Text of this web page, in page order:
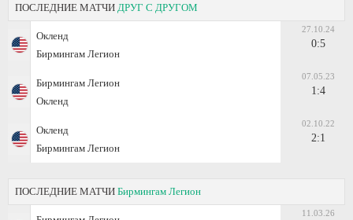
ПОСЛЕДНИЕ МАТЧИ ДРУГ С ДРУГОМ
Окленд
Бирмингам Легион
27.10.24
0:5
Бирмингам Легион
Окленд
07.05.23
1:4
Окленд
Бирмингам Легион
02.10.22
2:1
ПОСЛЕДНИЕ МАТЧИ Бирмингам Легион
11.03.26